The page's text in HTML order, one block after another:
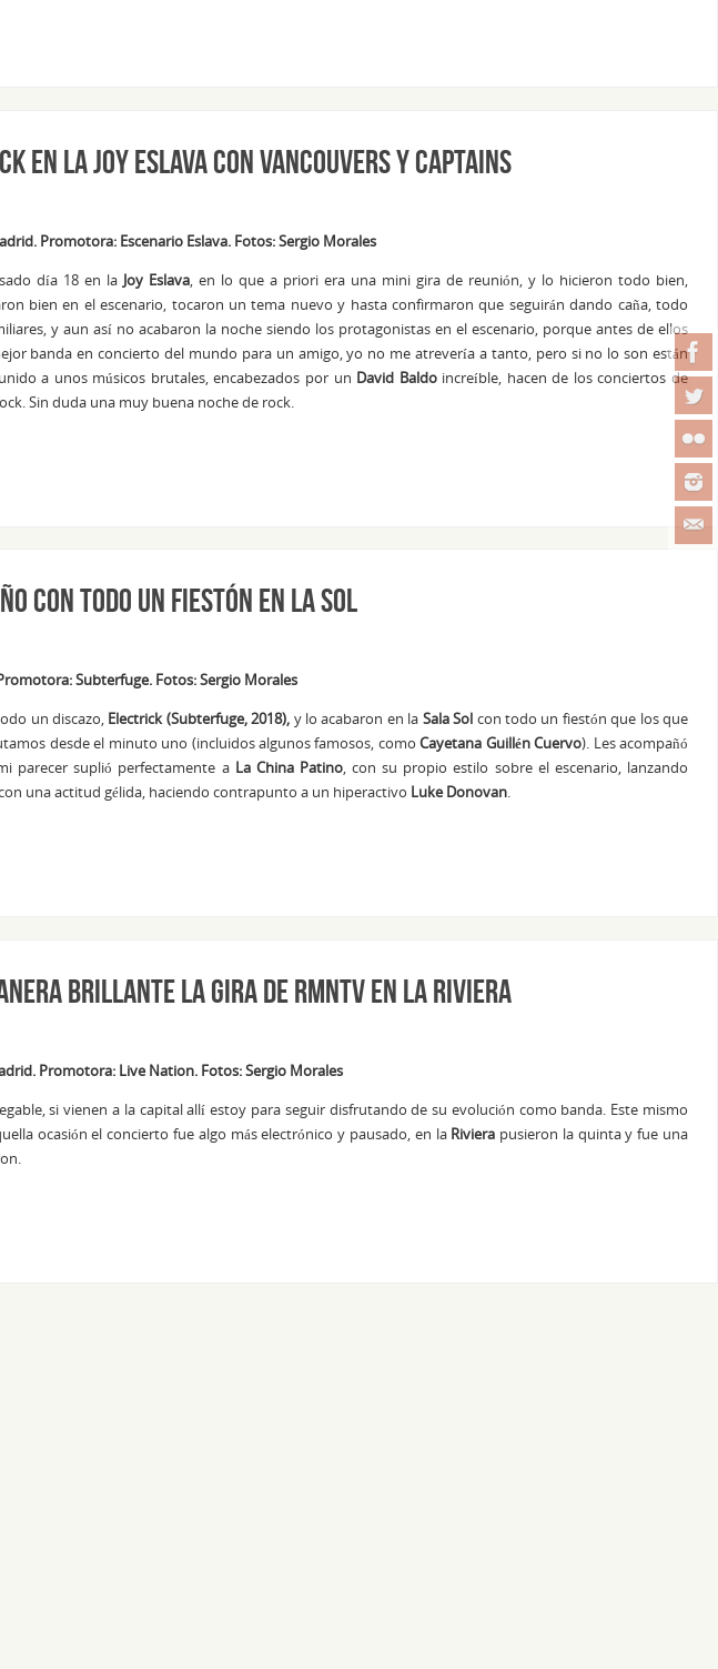
en la Joy Eslava con Vancouvers y Captains
Promotora: Escenario Eslava. Fotos: Sergio Morales
día 18 en la Joy Eslava, en lo que a priori era una mini gira de reunión, y lo hicieron todo bien,
bien en el escenario, tocaron un tema nuevo y hasta confirmaron que seguirán dando caña, todo
y aun así no acabaron la noche siendo los protagonistas en el escenario, porque antes de ellos
banda en concierto del mundo para un amigo, yo no me atrevería a tanto, pero si no lo son están
a unos músicos brutales, encabezados por un David Baldoincreíble, hacen de los conciertos de
Sin duda una muy buena noche de rock.
con todo un fiestón en la Sol
Subterfuge. Fotos: Sergio Morales
un discazo, Electrick (Subterfuge, 2018), y lo acabaron en la Sala Sol con todo un fiestón que los que
desde el minuto uno (incluidos algunos famosos, comoCayetana Guillén Cuervo). Les acompañó
parecer suplió perfectamente a La China Patino, con su propio estilo sobre el escenario, lanzando
una actitud gélida, haciendo contrapunto a un hiperactivo Luke Donovan.
brillante la gira de RMNTV en La Riviera
Promotora: Live Nation. Fotos: Sergio Morales
si vienen a la capital allí estoy para seguir disfrutando de su evolución como banda. Este mismo
ocasión el concierto fue algo más electrónico y pausado, en la Riviera pusieron la quinta y fue una